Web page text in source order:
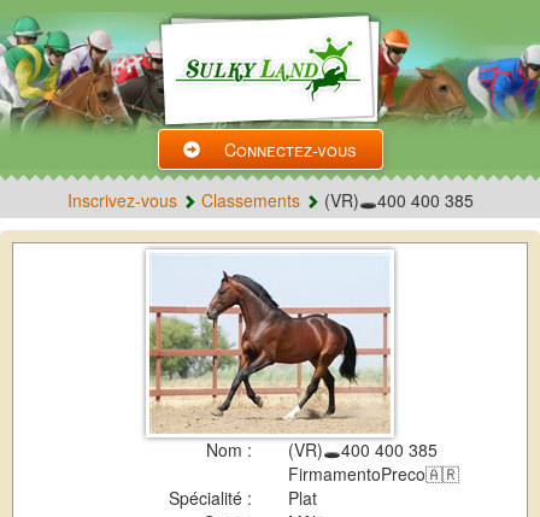
Connectez-vous
Inscrivez-vous Classements (VR)🕳️400 400 385
Nom :
(VR)🕳️400 400 385
FirmamentoPreco🇦🇷
Spécialité :
Plat